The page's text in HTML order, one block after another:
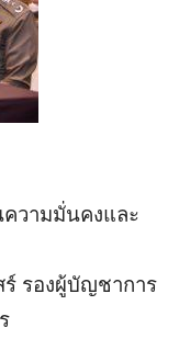
วามมั่นคงและ
รองผู้บัญชาการ